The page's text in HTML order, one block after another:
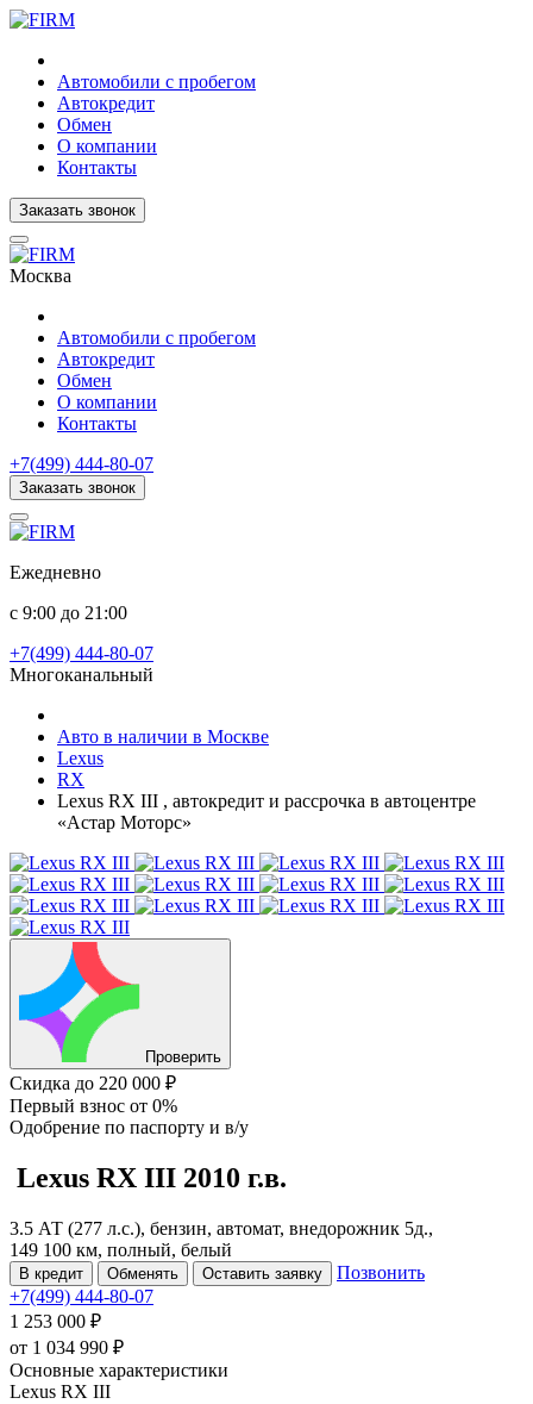
Автомобили с пробегом
Автокредит
Обмен
О компании
Контакты
Заказать звонок
Москва
Автомобили с пробегом
Автокредит
Обмен
О компании
Контакты
+7(499) 444-80-07
Заказать звонок
Ежедневно
с 9:00 до 21:00
+7(499) 444-80-07
Многоканальный
Авто в наличии в Москве
Lexus
RX
Lexus RX III , автокредит и рассрочка в автоцентре
«Астар Моторс»
Проверить
Скидка до 220 000 ₽
Первый взнос от 0%
Одобрение по паспорту и в/у
Lexus RX III 2010 г.в.
3.5 АТ (277 л.с.), бензин, автомат, внедорожник 5д.,
149 100 км, полный, белый
В кредит Обменять Оставить заявку
Позвонить
+7(499) 444-80-07
1 253 000 ₽
от 1 034 990 ₽
Основные характеристики
Lexus RX III